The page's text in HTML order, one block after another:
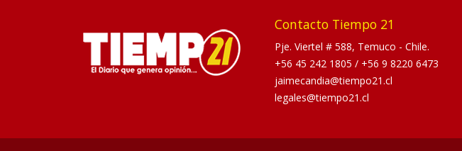
Contacto Tiempo 21
Pje. Viertel # 588, Temuco - Chile.
+56 45 242 1805 / +56 9 8220 6473
jaimecandia@tiempo21.cl
legales@tiempo21.cl